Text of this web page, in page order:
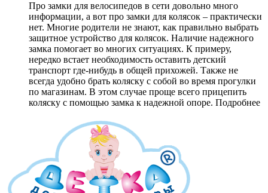
Про замки для велосипедов в сети довольно много
информации, а вот про замки для колясок – практически
нет. Многие родители не знают, как правильно выбрать
защитное устройство для колясок. Наличие надежного
замка помогает во многих ситуациях. К примеру,
нередко встает необходимость оставить детский
транспорт где-нибудь в общей прихожей. Также не
всегда удобно брать коляску с собой во время прогулки
по магазинам. В этом случае проще всего прицепить
коляску с помощью замка к надежной опоре. Подробнее